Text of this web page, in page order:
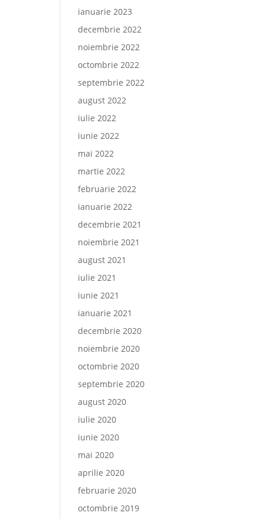
ianuarie 2023
decembrie 2022
noiembrie 2022
octombrie 2022
septembrie 2022
august 2022
iulie 2022
iunie 2022
mai 2022
martie 2022
februarie 2022
ianuarie 2022
decembrie 2021
noiembrie 2021
august 2021
iulie 2021
iunie 2021
ianuarie 2021
decembrie 2020
noiembrie 2020
octombrie 2020
septembrie 2020
august 2020
iulie 2020
iunie 2020
mai 2020
aprilie 2020
februarie 2020
octombrie 2019